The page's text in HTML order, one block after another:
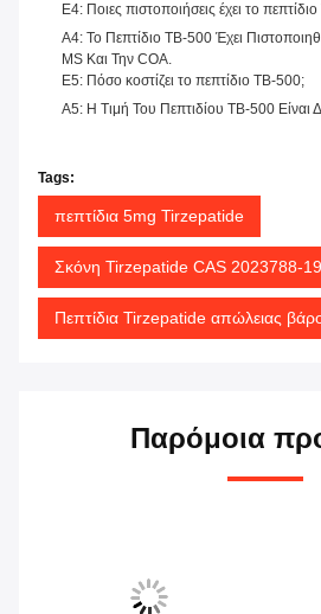
Ε4: Ποιες πιστοποιήσεις έχει το
Α4: Το Πεπτίδιο TB-500 Έχει
MS Και Την COA.
Ε5: Πόσο κοστίζει το πεπτίδιο TB-500;
Α5: Η Τιμή Του Πεπτιδίου TB-500 Είναι
Tags:
πεπτίδια 5mg Tirzepatide
Σκόνη Tirzepatide CAS 2023788-
Πεπτίδια Tirzepatide απώλειας
Παρόμοια